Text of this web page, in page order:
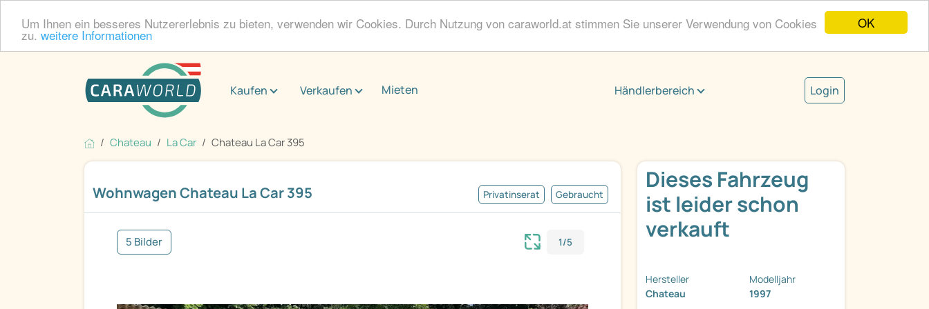
OK
Um Ihnen ein besseres Nutzererlebnis zu bieten, verwenden wir Cookies. Durch Nutzung von caraworld.at stimmen Sie unserer Verwendung von Cookies
zu. weitere Informationen
Kaufen Verkaufen Mieten Händlerbereich Login
Chateau La Car Chateau La Car 395
Wohnwagen Chateau La Car 395 Privatinserat Gebraucht
5 Bilder 1/5
Dieses Fahrzeug
ist leider schon
verkauft
Hersteller
Chateau
Modelljahr
1997